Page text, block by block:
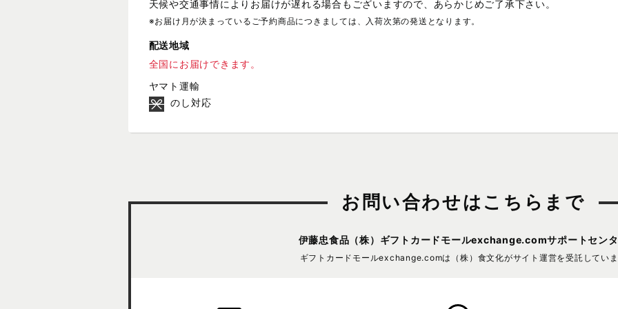
天候や交通事情によりお届けが遅れる場合もございますので、あらかじめご了承下さい。
※お届け月が決まっているご予約商品につきましては、入荷次第の発送となります。
配送地域
全国にお届けできます。
ヤマト運輸
のし対応
お問い合わせはこちらまで
伊藤忠食品（株） ギフトカードモールexchange.comサポートセン
ギフトカードモールexchange.comは （株）食文化がサイト運営を受託してい